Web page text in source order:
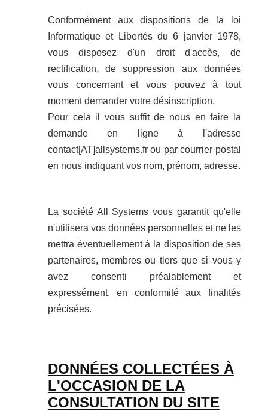
Conformément aux dispositions de la loi
Informatique et Libertés du 6 janvier 1978,
vous disposez d'un droit d'accès, de
rectification, de suppression aux données
vous concernant et vous pouvez à tout
moment demander votre désinscription.
Pour cela il vous suffit de nous en faire la
demande en ligne à l'adresse
contact[AT]allsystems.fr ou par courrier postal
en nous indiquant vos nom, prénom, adresse.
La société All Systems vous garantit qu'elle
n'utilisera vos données personnelles et ne les
mettra éventuellement à la disposition de ses
partenaires, membres ou tiers que si vous y
avez consenti préalablement et
expressément, en conformité aux finalités
précisées.
DONNÉES COLLECTÉES À
L'OCCASION DE LA
CONSULTATION DU SITE